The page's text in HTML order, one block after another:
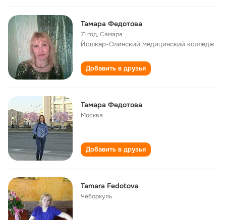
Тамара Федотова
71 год,Самара
Йошкар-Олинский медицинский колледж
Добавить в друзья
Тамара Федотова
Москва
Добавить в друзья
Tamara Fedotova
Чеборкуль